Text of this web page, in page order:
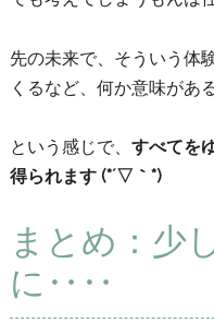
先の未来で、そういう体
くるなど、何か意味があ
という感じで、 すべてを
得られます (*´▽｀*)
まとめ：少
に‥‥